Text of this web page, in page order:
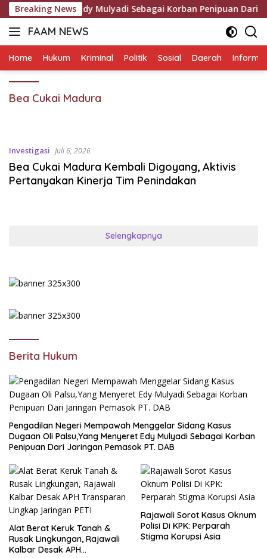
Langsung
ke
konten
Breaking News
Menyeret Edy Mulyadi Sebagai Korban Penipuan Dari
FAAM NEWS
Mengungkap
Mengawal
Home Hukum Kriminal Politik Sosial Daerah
Bea Cukai Madura
Investigasi Juli 6, 2026
Bea Cukai Madura Kembali Digoyang, Aktivis
Pertanyakan Kinerja Tim Penindakan
Selengkapnya
Berita Hukum
Pengadilan Negeri Mempawah Menggelar Sidang Kasus
Dugaan Oli Palsu,Yang Menyeret Edy Mulyadi Sebagai Korban
Penipuan Dari Jaringan Pemasok PT. DAB
Alat Berat Keruk Tanah &
Rusak Lingkungan, Rajawali
Kalbar Desak APH
Rajawali Sorot Kasus Oknum
Polisi Di KPK: Perparah
Stigma Korupsi Asia